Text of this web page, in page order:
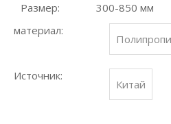
Размер:
300-850 мм
материал:
Источник:
Китай